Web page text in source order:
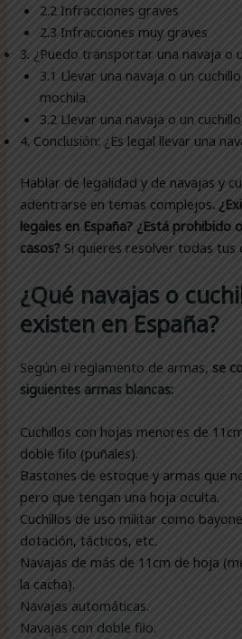
2.2 Infracciones graves
2.3 Infracciones muy graves
3. ¿Puedo transportar una navaja o
3.1 Llevar una navaja o un
mochila.
3.2 Llevar una navaja o un
4. Conclusión: ¿Es legal llevar una
Hablar de legalidad y de navajas y
adentrarse en temas complejos.
legales en España? ¿Está prohibido
casos?Si quieres resolver todas tus
¿Qué navajas o
existen en España?
Según el reglamento de armas,se
siguientes armas blancas:
Cuchillos con hojas menores de
doble filo (puñales).
Bastones de estoque y armas que
pero que tengan una hoja oculta.
Cuchillos de uso militar como
dotación, tácticos, etc.
Navajas de más de 11cm de hoja
la cacha).
Navajas automáticas.
Navajas con doble filo.